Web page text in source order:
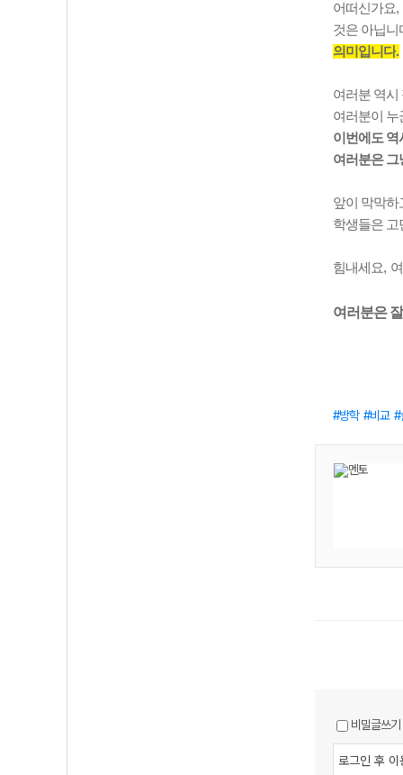
어떠신가요,
것은 아닙니
의미입니다.
여러분 역시
여러분이 누
이번에도 역
여러분은 그
앞이 막막하
학생들은 고
힘내세요,
여러분은
방학 비교
비밀글쓰기